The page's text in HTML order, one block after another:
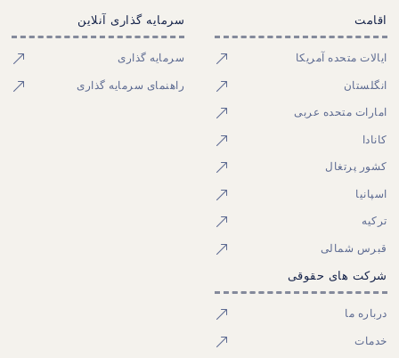
اقامت
ایالات متحده آمریکا
انگلستان
امارات متحده عربی
کانادا
کشور پرتغال
اسپانیا
ترکیه
قبرس شمالی
سرمایه گذاری آنلاین
سرمایه گذاری
راهنمای سرمایه گذاری
شرکت های حقوقی
درباره ما
خدمات